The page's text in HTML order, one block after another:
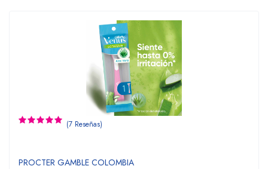
(7 Reseñas)
PROCTER GAMBLE COLOMBIA